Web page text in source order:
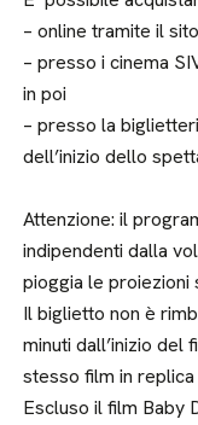
– online tramite il
– presso i cinema
in poi
– presso la
dell’inizio dello
Attenzione: il
indipendenti dalla
pioggia le proiezioni
Il biglietto non è
minuti dall’inizio del
stesso film in
Escluso il film Baby